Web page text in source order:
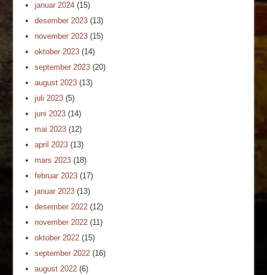
januar 2024 (15)
desember 2023 (13)
november 2023 (15)
oktober 2023 (14)
september 2023 (20)
august 2023 (13)
juli 2023 (5)
juni 2023 (14)
mai 2023 (12)
april 2023 (13)
mars 2023 (18)
februar 2023 (17)
januar 2023 (13)
desember 2022 (12)
november 2022 (11)
oktober 2022 (15)
september 2022 (16)
august 2022 (6)